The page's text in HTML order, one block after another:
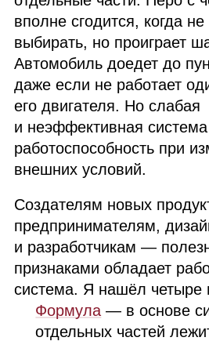
вполне сгодится, когда не
выбирать, но проиграет
Автомобиль доедет до
даже если не работает
его двигателя. Но слабая
и неэффективная
работоспособность при
внешних условий.
Создателям новых
предпринимателям,
и разработчикам —
признаками обладает
система. Я нашёл четыре
Формула — в основе
отдельных частей